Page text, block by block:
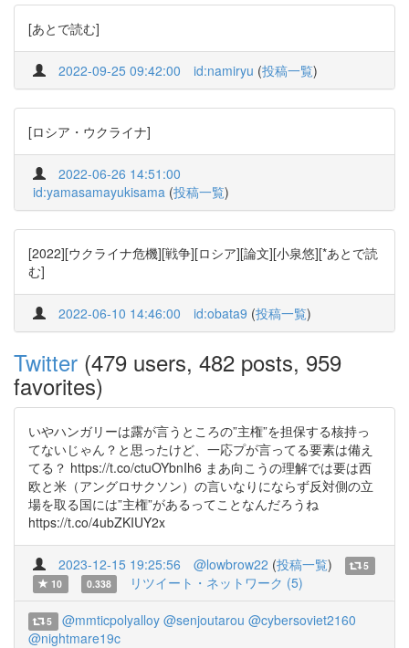
[あとで読む]
2022-09-25 09:42:00 id:namiryu (投稿一覧)
[ロシア・ウクライナ]
2022-06-26 14:51:00
id:yamasamayukisama (投稿一覧)
[2022][ウクライナ危機][戦争][ロシア][論文][小泉悠][*あとで読
む]
2022-06-10 14:46:00 id:obata9 (投稿一覧)
Twitter (479 users, 482 posts, 959
favorites)
いやハンガリーは露が言うところの”主権”を担保する核持っ
てないじゃん？と思ったけど、一応プが言ってる要素は備え
てる？ https://t.co/ctuOYbnIh6 まあ向こうの理解では要は西
欧と米（アングロサクソン）の言いなりにならず反対側の立
場を取る国には”主権”があるってことなんだろうね
https://t.co/4ubZKIUY2x
2023-12-15 19:25:56 @lowbrow22 (投稿一覧)
5
10
0.338 リツイート・ネットワーク (5)
5 @mmticpolyalloy @senjoutarou @cybersoviet2160
@nightmare19c